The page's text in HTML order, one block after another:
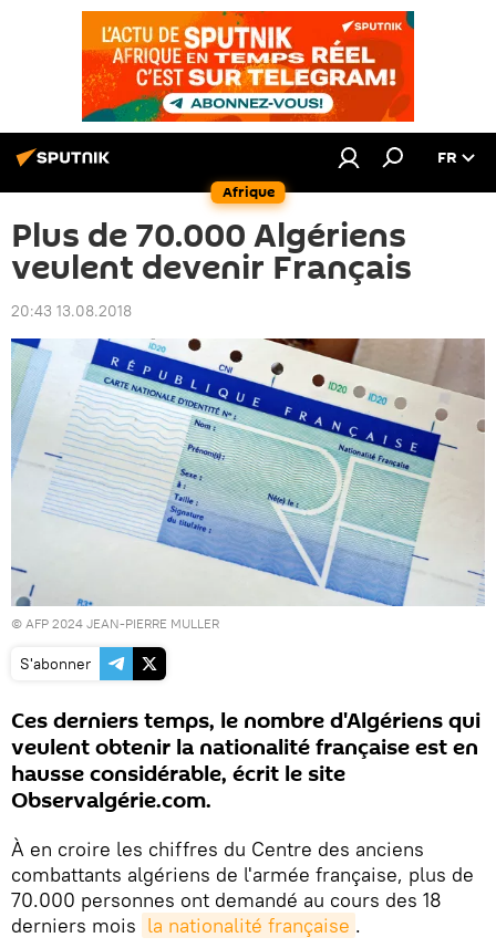
Afrique
FR
Plus de 70.000 Algériens
veulent devenir Français
20:43 13.08.2018
© AFP 2024 JEAN-PIERRE MULLER
S'abonner
Ces derniers temps, le nombre d'Algériens qui
veulent obtenir la nationalité française est en
hausse considérable, écrit le site
Observalgérie.com.
À en croire les chiffres du Centre des anciens
combattants algériens de l'armée française, plus de
70.000 personnes ont demandé au cours des 18
derniers mois la nationalité française .